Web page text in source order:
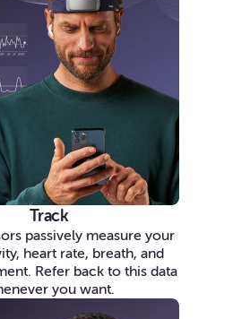
Track
passively measure your
heart rate, breath, and
Refer back to this data
you want.